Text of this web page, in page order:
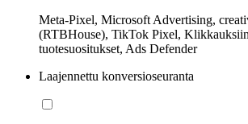
Meta-Pixel, Microsoft Advertising,
(RTBHouse), TikTok Pixel,
tuotesuositukset, Ads Defender
Laajennettu konversioseuranta